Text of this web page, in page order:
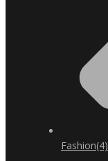
Fashion(4)